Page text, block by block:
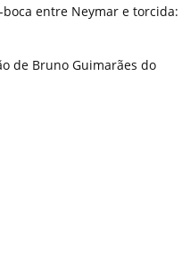
entre Neymar e torcida:
de Bruno Guimarães do